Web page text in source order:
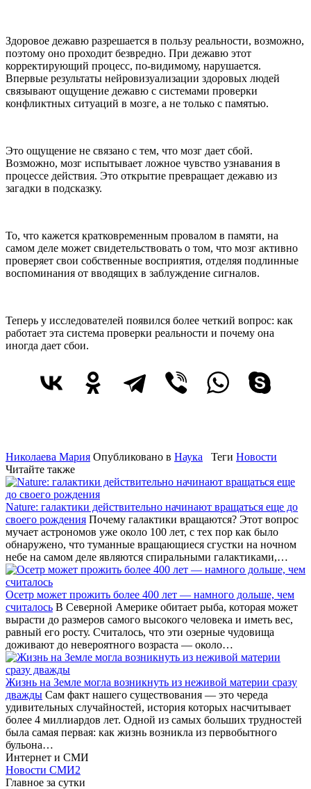
Здоровое дежавю разрешается в пользу реальности, возможно,
поэтому оно проходит безвредно. При дежавю этот
корректирующий процесс, по-видимому, нарушается.
Впервые результаты нейровизуализации здоровых людей
связывают ощущение дежавю с системами проверки
конфликтных ситуаций в мозге, а не только с памятью.
Это ощущение не связано с тем, что мозг дает сбой.
Возможно, мозг испытывает ложное чувство узнавания в
процессе действия. Это открытие превращает дежавю из
загадки в подсказку.
То, что кажется кратковременным провалом в памяти, на
самом деле может свидетельствовать о том, что мозг активно
проверяет свои собственные восприятия, отделяя подлинные
воспоминания от вводящих в заблуждение сигналов.
Теперь у исследователей появился более четкий вопрос: как
работает эта система проверки реальности и почему она
иногда дает сбои.
Николаева Мария Опубликовано в Наука Теги Новости
Читайте также
Nature: галактики действительно начинают вращаться еще до
своего рождения Почему галактики вращаются? Этот вопрос
мучает астрономов уже около 100 лет, с тех пор как было
обнаружено, что туманные вращающиеся сгустки на ночном
небе на самом деле являются спиральными галактиками,…
Осетр может прожить более 400 лет — намного дольше, чем
считалось В Северной Америке обитает рыба, которая может
вырасти до размеров самого высокого человека и иметь вес,
равный его росту. Считалось, что эти озерные чудовища
доживают до невероятного возраста — около…
Жизнь на Земле могла возникнуть из неживой материи сразу
дважды Сам факт нашего существования — это череда
удивительных случайностей, история которых насчитывает
более 4 миллиардов лет. Одной из самых больших трудностей
была самая первая: как жизнь возникла из первобытного
бульона…
Интернет и СМИ
Новости СМИ2
Главное за сутки